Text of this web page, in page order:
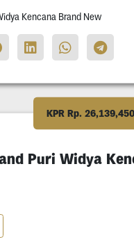
Kencana Brand New
KPR Rp.
Puri Widya